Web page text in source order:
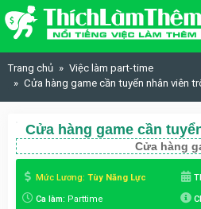
Skip to content
Trang chủ
Việc làm part-time
Cửa hàng game cần tuyển nhân viên
Cửa hàng game cần
Cửa hàng
Mức Lương: Tùy Năng Lực
Ca làm: Parttime